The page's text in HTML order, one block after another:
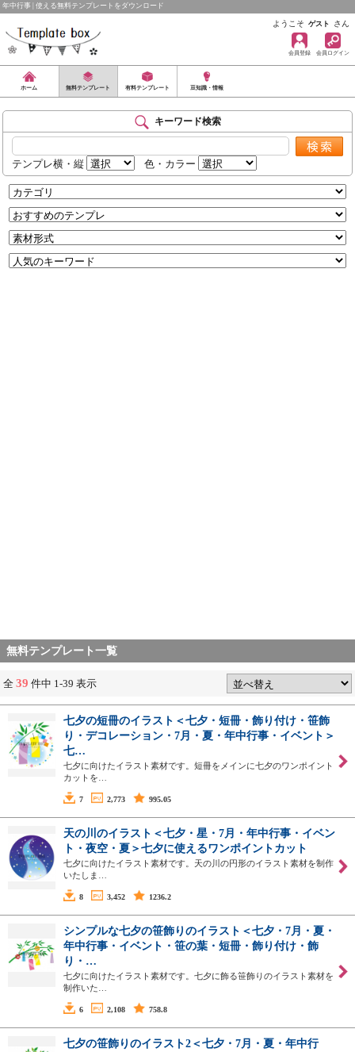
年中行事 | 使える無料テンプレートをダウンロード
ようこそ ゲスト さん
会員登録 会員ログイン
ホーム 無料テンプレート 有料テンプレート 豆知識・情報
キーワード検索
テンプレ横・縦 色・カラー
無料テンプレート一覧
全 39 件中 1-39 表示
七夕の短冊のイラスト＜七夕・短冊・飾り付け・笹飾
り・デコレーション・7月・夏・年中行事・イベント＞
七…
七夕に向けたイラスト素材です。短冊をメインに七夕のワンポイント
カットを…
7 2,773 995.05
天の川のイラスト＜七夕・星・7月・年中行事・イベン
ト・夜空・夏＞七夕に使えるワンポイントカット
七夕に向けたイラスト素材です。天の川の円形のイラスト素材を制作
いたしま…
8 3,452 1236.2
シンプルな七夕の笹飾りのイラスト＜七夕・7月・夏・
年中行事・イベント・笹の葉・短冊・飾り付け・飾
り・…
七夕に向けたイラスト素材です。七夕に飾る笹飾りのイラスト素材を
制作いた…
6 2,108 758.8
七夕の笹飾りのイラスト2＜七夕・7月・夏・年中行